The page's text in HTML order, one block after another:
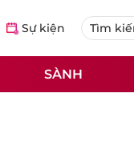
Sự kiện
SÀNH